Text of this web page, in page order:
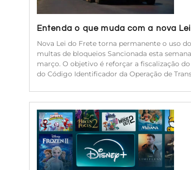
Entenda o que muda com a nova
Nova Lei do Frete torna permanente o uso
multas de bloqueios Sancionada esta
março. O objetivo é reforçar a fiscalização
do Código Identificador da Operação de